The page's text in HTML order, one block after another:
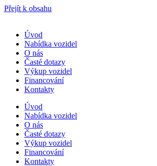
Přejít k obsahu
Úvod
Nabídka vozidel
O nás
Časté dotazy
Výkup vozidel
Financování
Kontakty
Úvod
Nabídka vozidel
O nás
Časté dotazy
Výkup vozidel
Financování
Kontakty